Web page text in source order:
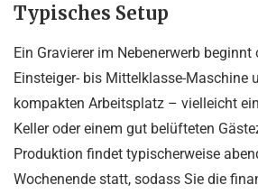
Typisches Setup
Ein Gravierer im Nebenerwerb
Einsteiger- bis Mittelklasse-Maschine
kompakten Arbeitsplatz – vielleicht
Keller oder einem gut belüfteten
Produktion findet typischerweise
Wochenende statt, sodass Sie die